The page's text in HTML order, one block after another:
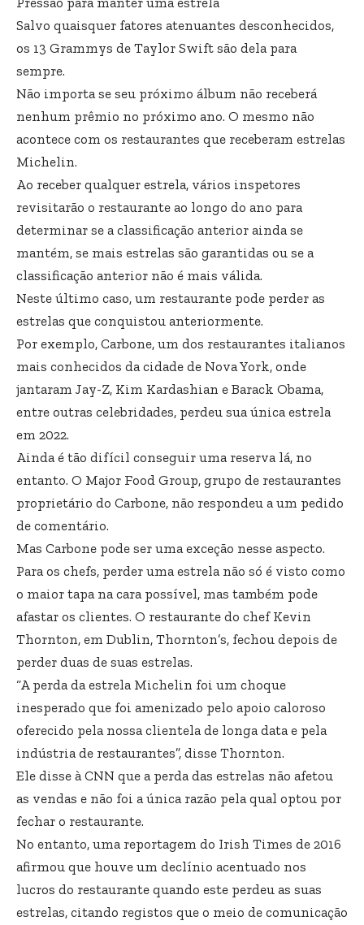
Salvo quaisquer fatores atenuantes desconhecidos,
os 13 Grammys de Taylor Swift são dela para
sempre.
Não importa se seu próximo álbum não receberá
nenhum prêmio no próximo ano. O mesmo não
acontece com os restaurantes que receberam estrelas
Michelin.
Ao receber qualquer estrela, vários inspetores
revisitarão o restaurante ao longo do ano para
determinar se a classificação anterior ainda se
mantém, se mais estrelas são garantidas ou se a
classificação anterior não é mais válida.
Neste último caso, um restaurante pode perder as
estrelas que conquistou anteriormente.
Por exemplo, Carbone, um dos restaurantes italianos
mais conhecidos da cidade de Nova York, onde
jantaram Jay-Z, Kim Kardashian e Barack Obama,
entre outras celebridades, perdeu sua única estrela
em 2022.
Ainda é tão difícil conseguir uma reserva lá, no
entanto. O Major Food Group, grupo de restaurantes
proprietário do Carbone, não respondeu a um pedido
de comentário.
Mas Carbone pode ser uma exceção nesse aspecto.
Para os chefs, perder uma estrela não só é visto como
o maior tapa na cara possível, mas também pode
afastar os clientes. O restaurante do chef Kevin
Thornton, em Dublin, Thornton’s, fechou depois de
perder duas de suas estrelas.
“A perda da estrela Michelin foi um choque
inesperado que foi amenizado pelo apoio caloroso
oferecido pela nossa clientela de longa data e pela
indústria de restaurantes”, disse Thornton.
Ele disse à CNN que a perda das estrelas não afetou
as vendas e não foi a única razão pela qual optou por
fechar o restaurante.
No entanto, uma reportagem do Irish Times de 2016
afirmou que houve um declínio acentuado nos
lucros do restaurante quando este perdeu as suas
estrelas, citando registos que o meio de comunicação